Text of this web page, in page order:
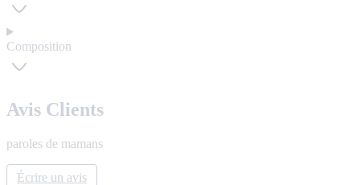
Composition
Avis Clients
paroles de mamans
Écrire un avis